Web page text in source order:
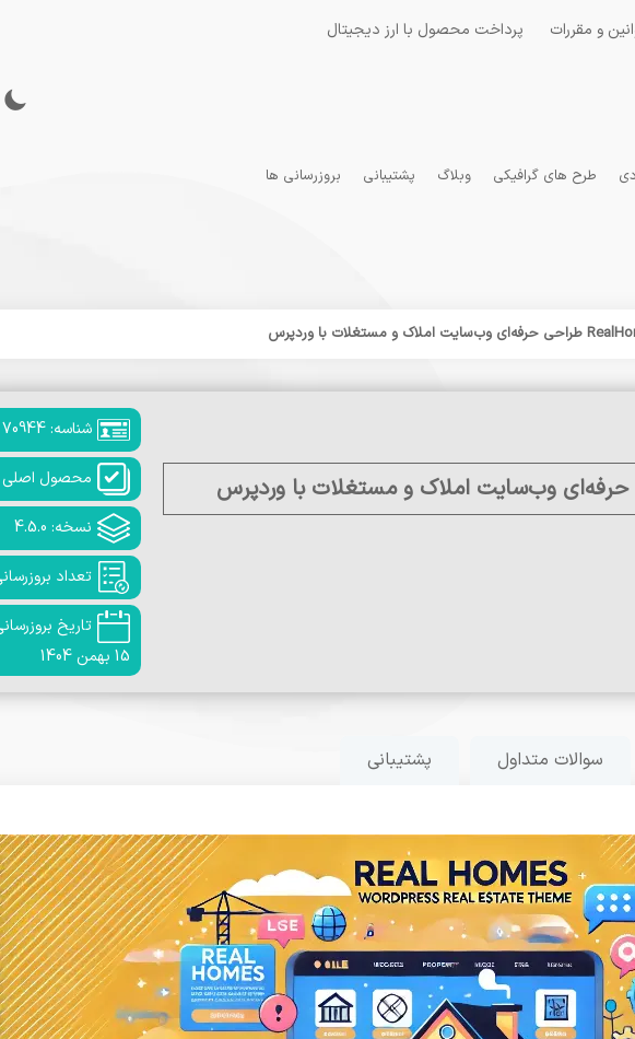
و مقررات پرداخت محصول با ارز دیجیتال
طرح های گرافیکی وبلاگ پشتیبانی بروزرسانی ها
شناسه: 70944
محصول اصلی
نسخه: 4.5.0
تعداد
تاریخ
15 بهمن 1404
سوالات متداول پشتیبانی